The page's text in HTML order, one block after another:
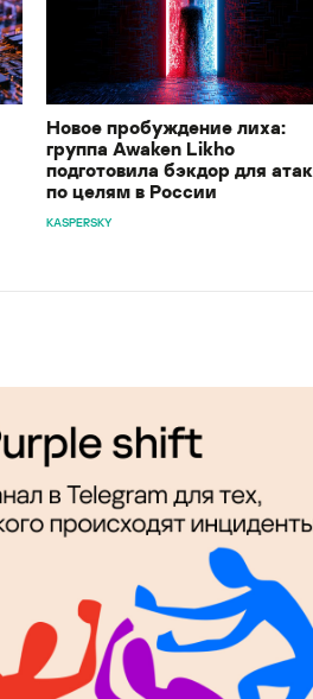
Новое пробуждение лиха:
группа Awaken Likho
подготовила бэкдор для атак
по целям в России
KASPERSKY